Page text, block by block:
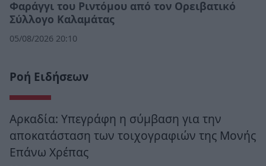
Φαράγγι του Ριντόμου από τον Ορειβατικό
Σύλλογο Καλαμάτας
05/08/2026 20:10
Ροή Ειδήσεων
Αρκαδία: Υπεγράφη η σύμβαση για την
αποκατάσταση των τοιχογραφιών της Μονής
Επάνω Χρέπας